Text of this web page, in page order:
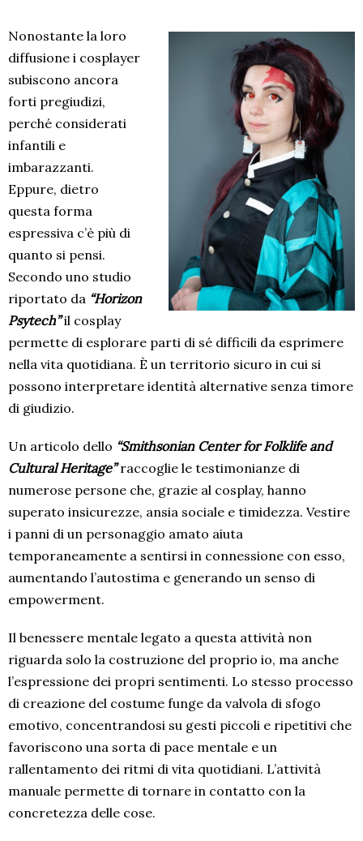
Nonostante la loro
diffusione i cosplayer
subiscono ancora
forti pregiudizi,
perché considerati
infantili e
imbarazzanti.
Eppure, dietro
questa forma
espressiva c’è più di
quanto si pensi.
Secondo uno studio
riportato da “Horizon
Psytech”il cosplay
permette di esplorare parti di sé difficili da esprimere
nella vita quotidiana. È un territorio sicuro in cui si
possono interpretare identità alternative senza timore
di giudizio.
Un articolo dello “Smithsonian Center for Folklife and
Cultural Heritage”raccoglie le testimonianze di
numerose persone che, grazie al cosplay, hanno
superato insicurezze, ansia sociale e timidezza. Vestire
i panni di un personaggio amato aiuta
temporaneamente a sentirsi in connessione con esso,
aumentando l’autostima e generando un senso di
empowerment.
Il benessere mentale legato a questa attività non
riguarda solo la costruzione del proprio io, ma anche
l’espressione dei propri sentimenti. Lo stesso processo
di creazione del costume funge da valvola di sfogo
emotivo, concentrandosi su gesti piccoli e ripetitivi che
favoriscono una sorta di pace mentale e un
rallentamento dei ritmi di vita quotidiani. L’attività
manuale permette di tornare in contatto con la
concretezza delle cose.